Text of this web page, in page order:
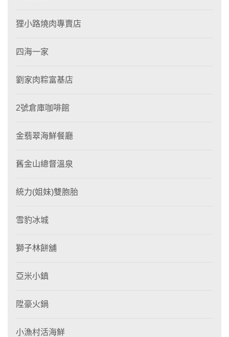
狸小路燒肉專賣店
四海一家
劉家肉粽富基店
2號倉庫咖啡館
金翡翠海鮮餐廳
舊金山總督溫泉
統力(姐妹)雙胞胎
雪豹冰城
獅子林餅舖
亞米小鎮
陞豪火鍋
小漁村活海鮮